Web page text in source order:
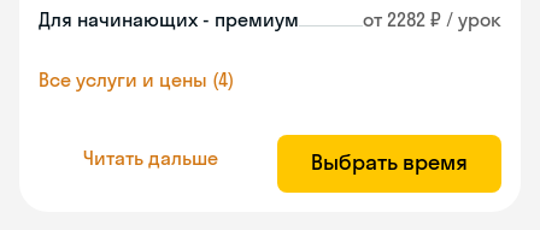
Для начинающих - премиум от 2282 ₽ / урок
Все услуги и цены (4)
Читать дальше Выбрать время